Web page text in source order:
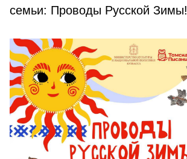
семьи: Проводы Русской Зимы!